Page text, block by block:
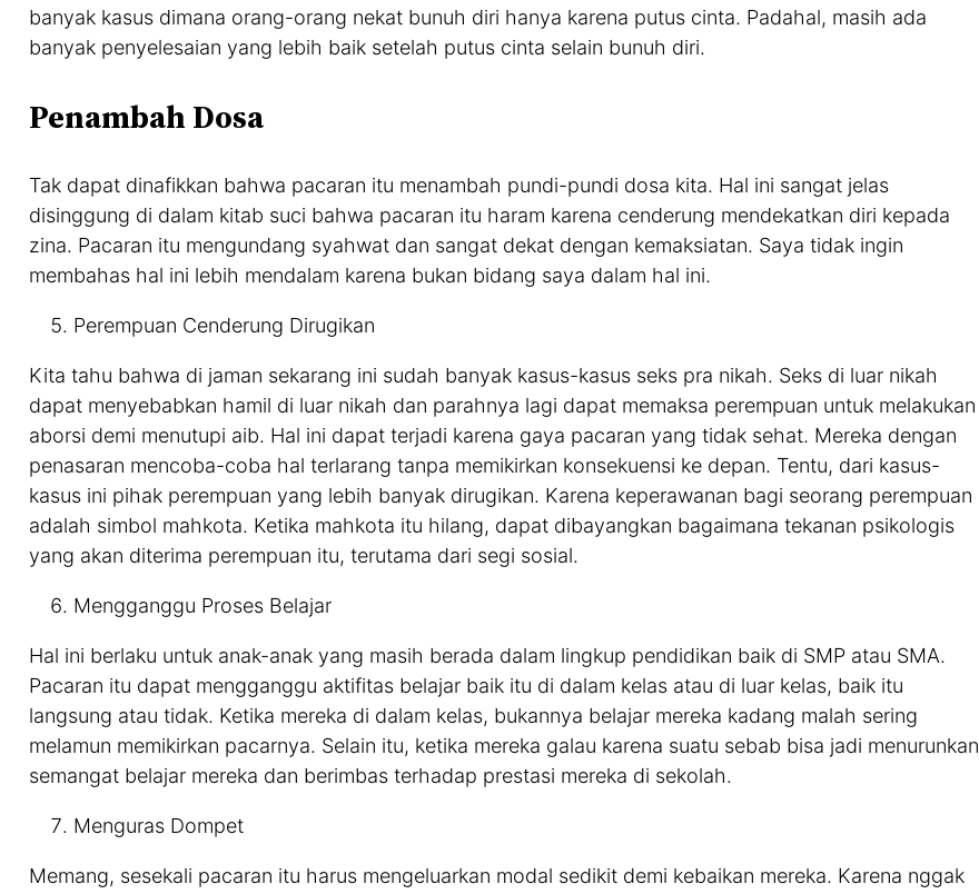
banyak kasus dimana orang-orang nekat bunuh diri hanya karena putus cinta. Padahal, masih ada
banyak penyelesaian yang lebih baik setelah putus cinta selain bunuh diri.
Penambah Dosa
Tak dapat dinafikkan bahwa pacaran itu menambah pundi-pundi dosa kita. Hal ini sangat jelas
disinggung di dalam kitab suci bahwa pacaran itu haram karena cenderung mendekatkan diri kepada
zina. Pacaran itu mengundang syahwat dan sangat dekat dengan kemaksiatan. Saya tidak ingin
membahas hal ini lebih mendalam karena bukan bidang saya dalam hal ini.
Perempuan Cenderung Dirugikan
Kita tahu bahwa di jaman sekarang ini sudah banyak kasus-kasus seks pra nikah. Seks di luar nikah
dapat menyebabkan hamil di luar nikah dan parahnya lagi dapat memaksa perempuan untuk melakukan
aborsi demi menutupi aib. Hal ini dapat terjadi karena gaya pacaran yang tidak sehat. Mereka dengan
penasaran mencoba-coba hal terlarang tanpa memikirkan konsekuensi ke depan. Tentu, dari kasus-
kasus ini pihak perempuan yang lebih banyak dirugikan. Karena keperawanan bagi seorang perempuan
adalah simbol mahkota. Ketika mahkota itu hilang, dapat dibayangkan bagaimana tekanan psikologis
yang akan diterima perempuan itu, terutama dari segi sosial.
Mengganggu Proses Belajar
Hal ini berlaku untuk anak-anak yang masih berada dalam lingkup pendidikan baik di SMP atau SMA.
Pacaran itu dapat mengganggu aktifitas belajar baik itu di dalam kelas atau di luar kelas, baik itu
langsung atau tidak. Ketika mereka di dalam kelas, bukannya belajar mereka kadang malah sering
melamun memikirkan pacarnya. Selain itu, ketika mereka galau karena suatu sebab bisa jadi menurunkan
semangat belajar mereka dan berimbas terhadap prestasi mereka di sekolah.
Menguras Dompet
Memang, sesekali pacaran itu harus mengeluarkan modal sedikit demi kebaikan mereka. Karena nggak